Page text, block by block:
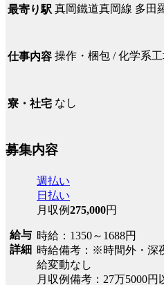
最寄り駅 真岡鐵道真岡線 多田
仕事内容 操作・梱包 / 化学系工
寮・社宅 なし
募集内容
給与
詳細
週払い
日払い
月収例275,000円
時給：1350～1688円
時給備考：※時間外・深
給変動なし
月収例備考：27万5000